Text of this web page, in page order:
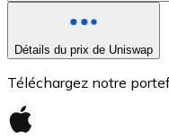
Détails du prix de Uniswap
Téléchargez notre